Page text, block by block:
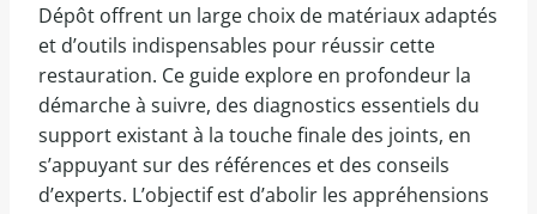
Dépôt offrent un large choix de matériaux adaptés
et d’outils indispensables pour réussir cette
restauration. Ce guide explore en profondeur la
démarche à suivre, des diagnostics essentiels du
support existant à la touche finale des joints, en
s’appuyant sur des références et des conseils
d’experts. L’objectif est d’abolir les appréhensions